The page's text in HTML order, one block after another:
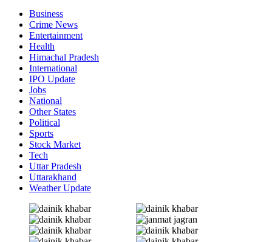
Business
Crime News
Entertainment
Health
Himachal Pradesh
International
IPO Update
Jobs
National
Other States
Political
Sports
Stock Market
Tech
Uttar Pradesh
Uttarakhand
Weather Update